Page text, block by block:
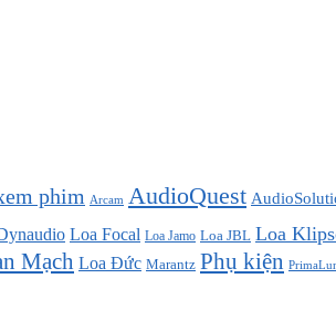
phim Arcam AudioQuest
Loa Focal Loa Jamo Loa JBL Loa
Mạch Loa Đức Marantz Phụ kiện